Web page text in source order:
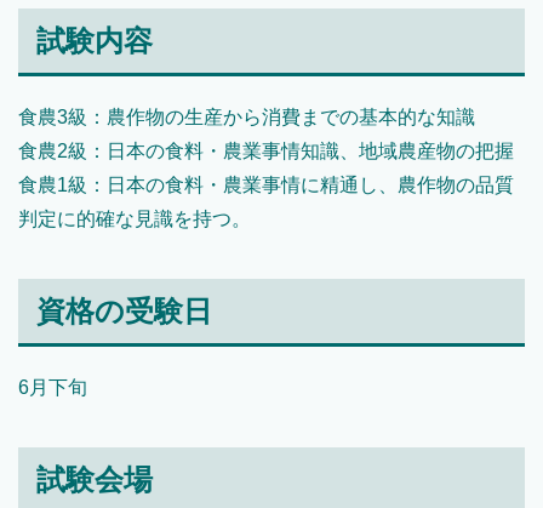
試験内容
食農3級：農作物の生産から消費までの基本的な知識
食農2級：日本の食料・農業事情知識、地域農産物の把握
食農1級：日本の食料・農業事情に精通し、農作物の品質
判定に的確な見識を持つ。
資格の受験日
6月下旬
試験会場